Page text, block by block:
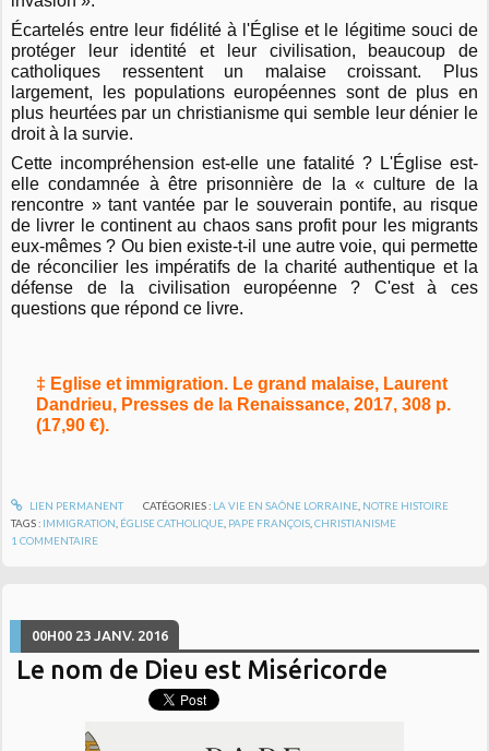
Écartelés entre leur fidélité à l'Église et le légitime souci de
protéger leur identité et leur civilisation, beaucoup de
catholiques ressentent un malaise croissant. Plus
largement, les populations européennes sont de plus en
plus heurtées par un christianisme qui semble leur dénier le
droit à la survie.
Cette incompréhension est-elle une fatalité ? L'Église est-
elle condamnée à être prisonnière de la « culture de la
rencontre » tant vantée par le souverain pontife, au risque
de livrer le continent au chaos sans profit pour les migrants
eux-mêmes ? Ou bien existe-t-il une autre voie, qui permette
de réconcilier les impératifs de la charité authentique et la
défense de la civilisation européenne ? C'est à ces
questions que répond ce livre.
‡ Eglise et immigration. Le grand malaise, Laurent
Dandrieu, Presses de la Renaissance, 2017, 308 p.
(17,90 €).
LIEN PERMANENT CATÉGORIES : LA VIE EN SAÔNE LORRAINE, NOTRE HISTOIRE
TAGS : IMMIGRATION ÉGLISE CATHOLIQUE PAPE FRANÇOIS ,CHRISTIANISME
1 COMMENTAIRE
00H00 23 JANV. 2016
Le nom de Dieu est Miséricorde